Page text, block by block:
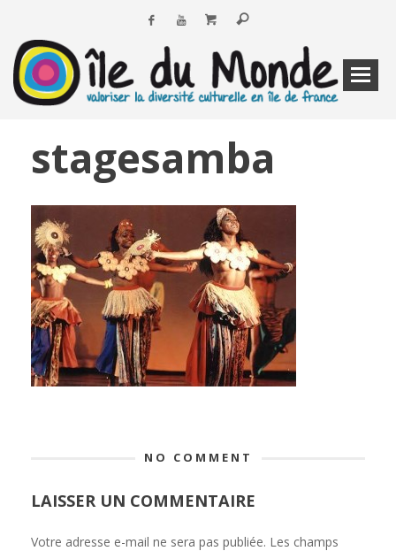
stagesamba
NO COMMENT
LAISSER UN COMMENTAIRE
Votre adresse e-mail ne sera pas publiée. Les champs